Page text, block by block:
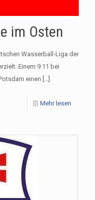
im Osten
Wasserball-Liga der
Einem 9:11 bei
einen […]
Mehr lesen